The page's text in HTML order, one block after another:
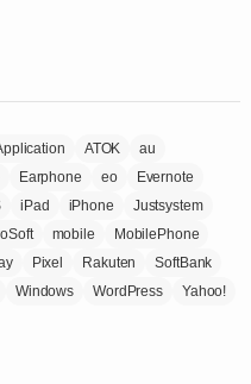
ATOK
au
Earphone eo
Evernote
iPad iPhone
Justsystem
mobile
MobilePhone
Pixel Rakuten
SoftBank
Windows WordPress
Yahoo!